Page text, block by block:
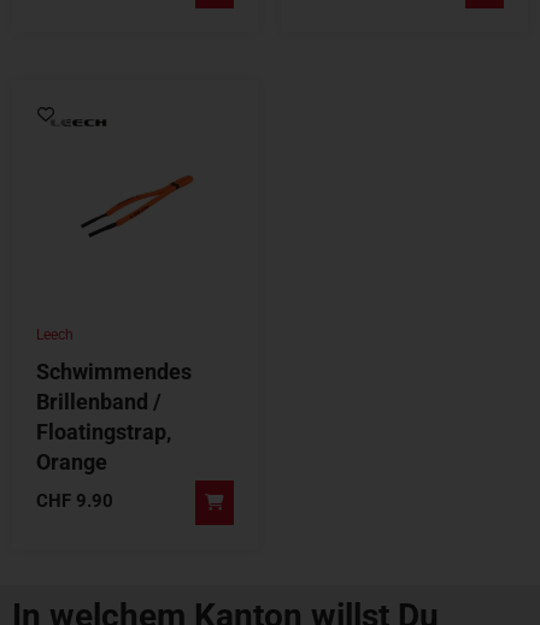
Leech
Schwimmendes
Brillenband /
Floatingstrap,
Orange
CHF 9.90
In welchem Kanton willst Du